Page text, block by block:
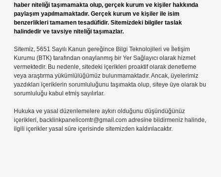
haber niteliği taşımamakta olup, gerçek kurum ve kişiler hakkında
paylaşım yapılmamaktadır. Gerçek kurum ve kişiler ile isim
benzerlikleri tamamen tesadüfidir. Sitemizdeki bilgiler taslak
halindedir ve tavsiye niteliği taşımazlar.
Sitemiz, 5651 Sayılı Kanun gereğince Bilgi Teknolojileri ve İletişim
Kurumu (BTK) tarafından onaylanmış bir Yer Sağlayıcı olarak hizmet
vermektedir. Bu nedenle, sitedeki içerikleri proaktif olarak denetleme
veya araştırma yükümlülüğümüz bulunmamaktadır. Ancak, üyelerimiz
yazdıkları içeriklerin sorumluluğunu taşımakta olup, siteye üye olarak bu
sorumluluğu kabul etmiş sayılırlar.
Hukuka ve yasal düzenlemelere aykırı olduğunu düşündüğünüz
içerikleri, backlinkpanelicomtr@gmail.com adresine bildirmeniz halinde,
ilgili içerikler yasal süre içerisinde sitemizden kaldırılacaktır.